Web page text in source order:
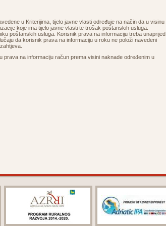
u Kriterijima, tijelo javne vlasti određuje na način da u visinu
koje ima tijelo javne vlasti te trošak poštanskih usluga.
poštanskih usluga. Korisnik prava na informaciju treba unaprijed
da korisnik prava na informaciju u roku ne položi navedeni
na informaciju račun prema visini naknade određenim u